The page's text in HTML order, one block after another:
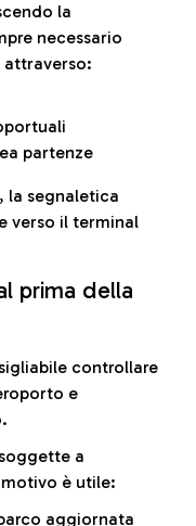
la
necessario
attraverso:
partenze
la segnaletica
verso il terminal
prima della
controllare
e
a
è utile:
aggiornata